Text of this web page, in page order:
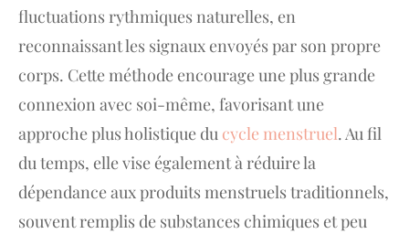
fluctuations rythmiques naturelles, en
reconnaissant les signaux envoyés par son propre
corps. Cette méthode encourage une plus grande
connexion avec soi-même, favorisant une
approche plus holistique du cycle menstruel. Au fil
du temps, elle vise également à réduire la
dépendance aux produits menstruels traditionnels,
souvent remplis de substances chimiques et peu